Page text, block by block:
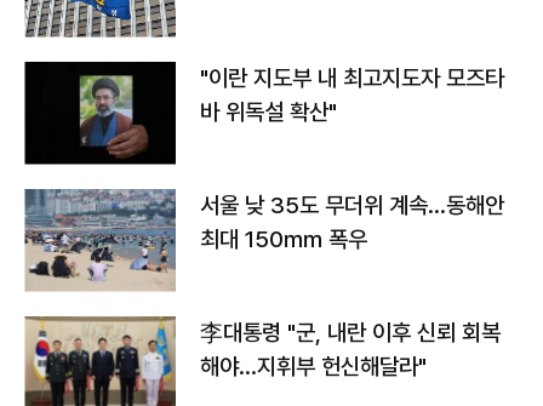
"이란 지도부 내 최고지도자 모즈타
바 위독설 확산"
서울 낮 35도 무더위 계속…동해안
최대 150㎜ 폭우
李대통령 "군, 내란 이후 신뢰 회복
해야…지휘부 헌신해달라"